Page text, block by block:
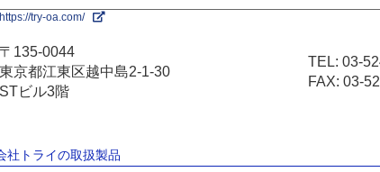
https://try-oa.com/
〒135-0044
東京都江東区越中島2-1-30
STビル3階
TEL: 03-
FAX: 03-
社トライの取扱製品